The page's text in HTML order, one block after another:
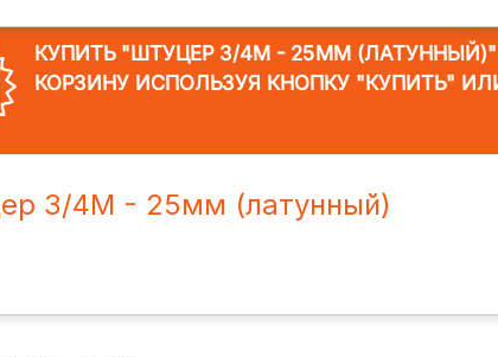
КУПИТЬ "ШТУЦЕР 3/4M - 25ММ (ЛАТУННЫЙ)"
КОРЗИНУ ИСПОЛЬЗУЯ КНОПКУ "КУПИТЬ"
3/4M - 25мм (латунный)